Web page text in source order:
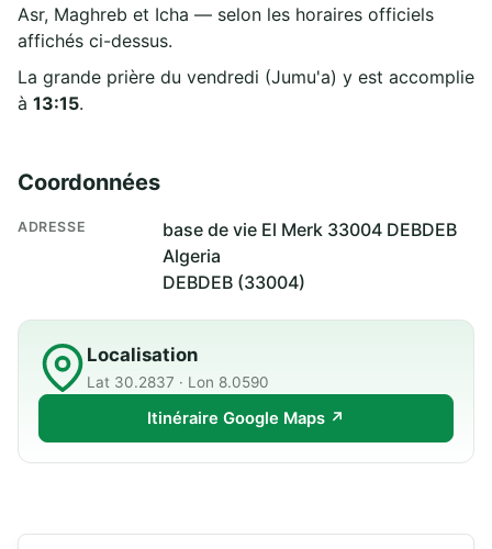
Asr, Maghreb et Icha — selon les horaires officiels
affichés ci-dessus.
La grande prière du vendredi (Jumu'a) y est accomplie
à 13:15.
Coordonnées
ADRESSE
base de vie El Merk 33004 DEBDEB
Algeria
DEBDEB (33004)
Localisation
Lat 30.2837 · Lon 8.0590
Itinéraire Google Maps ↗